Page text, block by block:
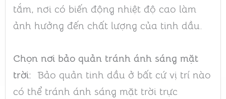
tắm, nơi có biến động nhiệt độ cao làm
ảnh hưởng đến chất lượng của tinh dầu.
Chọn nơi bảo quản tránh ánh sáng mặt
trời: Bảo quản tinh dầu ở bất cứ vị trí nào
có thể tránh ánh sáng mặt trời trực